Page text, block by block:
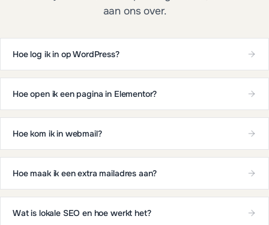
aan ons over.
Hoe log ik in op WordPress?
Hoe open ik een pagina in Elementor?
Hoe kom ik in webmail?
Hoe maak ik een extra mailadres aan?
Wat is lokale SEO en hoe werkt het?